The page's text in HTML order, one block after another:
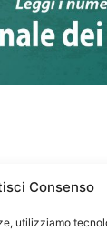
Consenso
utilizziamo